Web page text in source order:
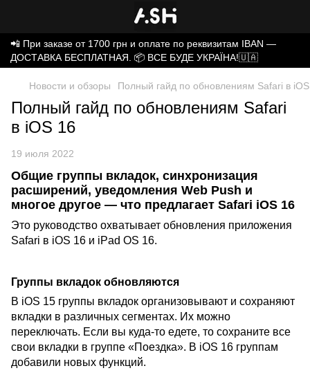
📲 При заказе от 1700 грн и оплате по реквизитам IBAN —
ДОСТАВКА БЕСПЛАТНАЯ. 📦 ВСЕ БУДЕ УКРАЇНА!🇺🇦
Новости и обзоры Полный гайд по обновлениям Safari в
Полный гайд по обновлениям Safari
в iOS 16
19 июля 2022
Общие группы вкладок, синхронизация
расширений, уведомления Web Push и
многое другое — что предлагает Safari iOS 16
Это руководство охватывает обновления приложения
Safari в iOS 16 и iPad OS 16.
Группы вкладок обновляются
В iOS 15 группы вкладок организовывают и сохраняют
вкладки в различных сегментах. Их можно
переключать. Если вы куда-то едете, то сохраните все
свои вкладки в группе «Поездка». В iOS 16 группам
добавили новых функций.